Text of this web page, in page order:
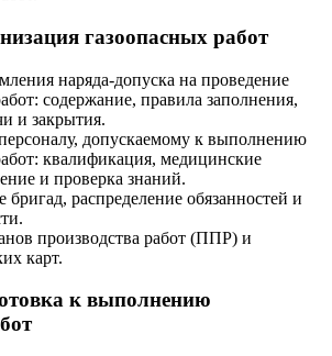
газоопасных работ
наряда-допуска на проведение
содержание, правила заполнения,
и закрытия.
допускаемому к выполнению
квалификация, медицинские
и проверка знаний.
распределение обязанностей и
производства работ (ППР) и
карт.
к выполнению